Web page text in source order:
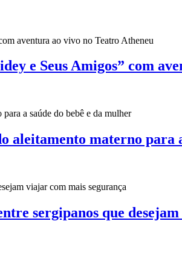
e Seus Amigos” com
materno para
sergipanos que